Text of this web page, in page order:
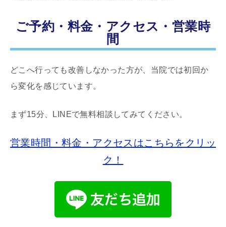
ご予約・料金・アクセス・営業時
間
どこへ行っても改善しなかった方が、当院では初回か
ら変化を感じています。
まず15分、LINEで無料相談してみてください。
営業時間・料金・アクセスはこちらをクリッ
ク！